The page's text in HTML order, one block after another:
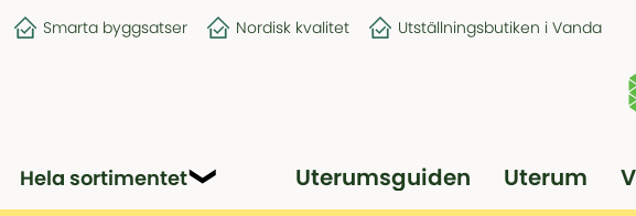
Smarta byggsatser Nordisk kvalitet Utställningsbutiken i Vanda
Hela sortimentet Uterumsguiden Uterum